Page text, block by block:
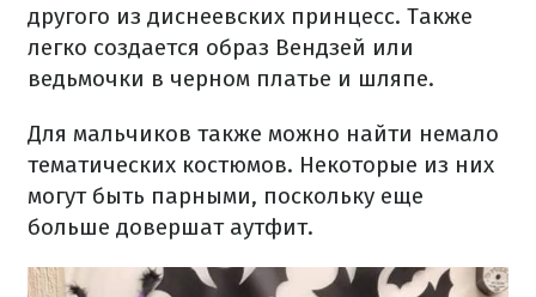
другого из диснеевских принцесс. Также
легко создается образ Вендзей или
ведьмочки в черном платье и шляпе.
Для мальчиков также можно найти немало
тематических костюмов. Некоторые из них
могут быть парными, поскольку еще
больше довершат аутфит.